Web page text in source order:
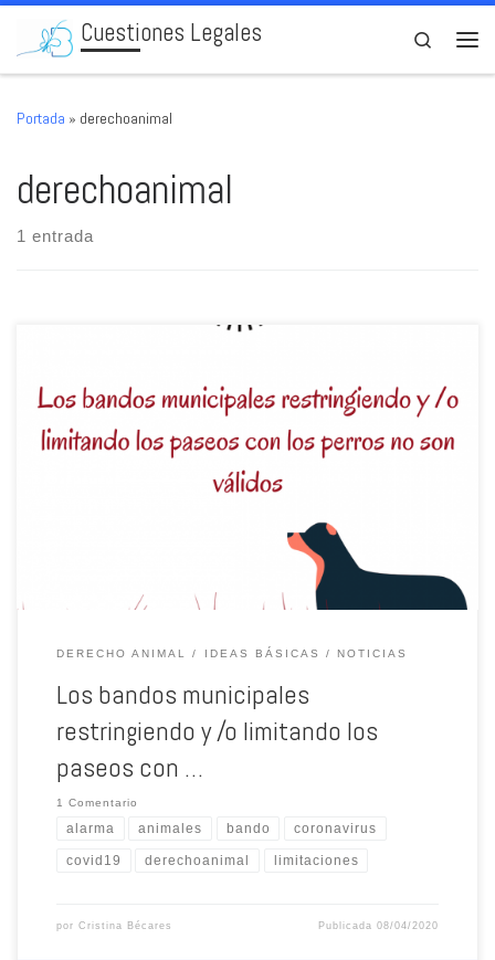
Skip to content
Cuestiones Legales
Search
Portada » derechoanimal
derechoanimal
1 entrada
DERECHO ANIMAL IDEAS BÁSICAS NOTICIAS
Los bandos municipales
restringiendo y /o limitando los
paseos con …
1 Comentario
alarma animales bando coronavirus
covid19 derechoanimal limitaciones
por Cristina Bécares Publicada08/04/2020